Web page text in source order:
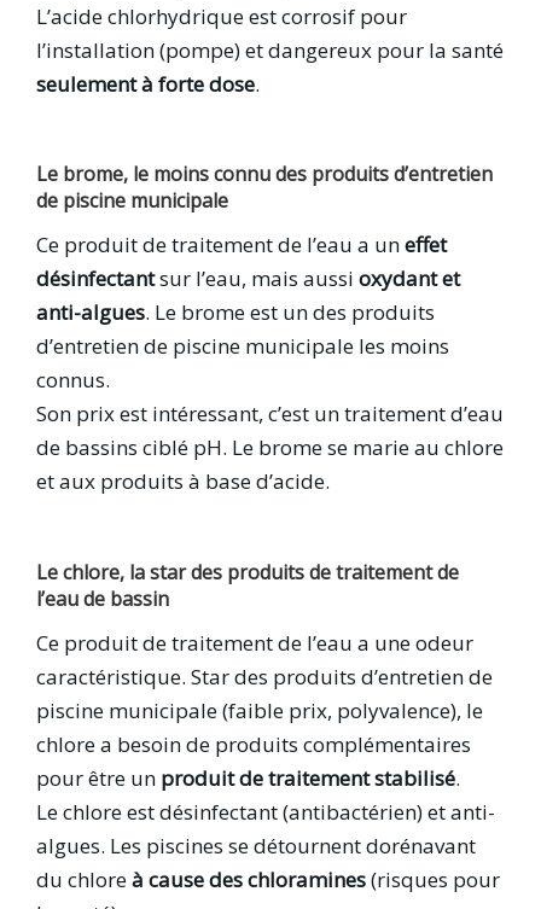
L’acide chlorhydrique est corrosif pour
l’installation (pompe) et dangereux pour la santé
seulement à forte dose.
Le brome, le moins connu des produits d’entretien
de piscine municipale
Ce produit de traitement de l’eau a uneffet
désinfectantsur l’eau, mais aussi oxydant et
anti-algues. Le brome est un des produits
d’entretien de piscine municipale les moins
connus.
Son prix est intéressant, c’est un traitement d’eau
de bassins ciblé pH. Le brome se marie au chlore
et aux produits à base d’acide.
Le chlore, la star des produits de traitement de
l’eau de bassin
Ce produit de traitement de l’eau a une odeur
caractéristique. Star des produits d’entretien de
piscine municipale (faible prix, polyvalence), le
chlore a besoin de produits complémentaires
pour être un produit de traitement stabilisé.
Le chlore est désinfectant (antibactérien) et anti-
algues. Les piscines se détournent dorénavant
du chloreà cause des chloramines(risques pour